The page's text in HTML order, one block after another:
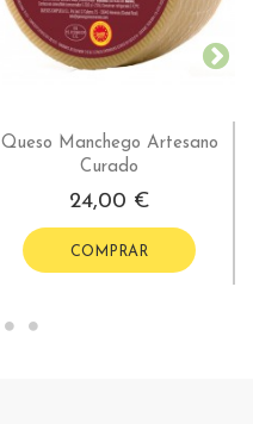
Queso Manchego Artesano
Curado
24,00 €
COMPRAR